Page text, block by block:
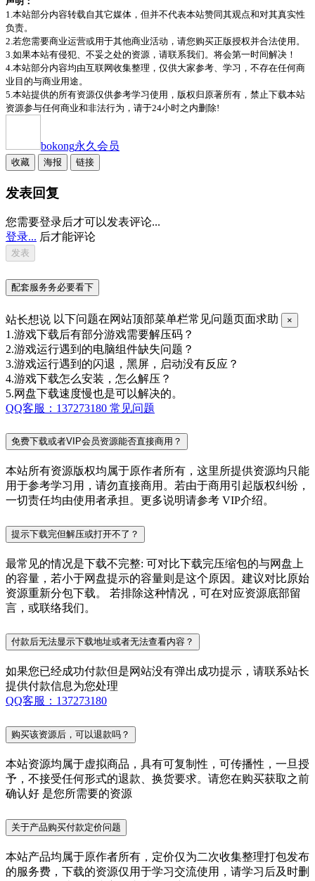
1.本站部分内容转载自其它媒体，但并不代表本站赞同其观点和对其真实性
负责。
2.若您需要商业运营或用于其他商业活动，请您购买正版授权并合法使用。
3.如果本站有侵犯、不妥之处的资源，请联系我们。将会第一时间解决！
4.本站部分内容均由互联网收集整理，仅供大家参考、学习，不存在任何商
业目的与商业用途。
5.本站提供的所有资源仅供参考学习使用，版权归原著所有，禁止下载本站
资源参与任何商业和非法行为，请于24小时之内删除!
bokong永久会员
收藏 海报 链接
发表回复
您需要登录后才可以发表评论...
登录... 后才能评论
配套服务务必要看下
站长想说 以下问题在网站顶部菜单栏常见问题页面求助 ×
1.游戏下载后有部分游戏需要解压码？
2.游戏运行遇到的电脑组件缺失问题？
3.游戏运行遇到的闪退，黑屏，启动没有反应？
4.游戏下载怎么安装，怎么解压？
5.网盘下载速度慢也是可以解决的。
QQ客服：137273180 常见问题
免费下载或者VIP会员资源能否直接商用？
本站所有资源版权均属于原作者所有，这里所提供资源均只能
用于参考学习用，请勿直接商用。若由于商用引起版权纠纷，
一切责任均由使用者承担。更多说明请参考 VIP介绍。
提示下载完但解压或打开不了？
最常见的情况是下载不完整: 可对比下载完压缩包的与网盘上
的容量，若小于网盘提示的容量则是这个原因。建议对比原始
资源重新分包下载。 若排除这种情况，可在对应资源底部留
言，或联络我们。
付款后无法显示下载地址或者无法查看内容？
如果您已经成功付款但是网站没有弹出成功提示，请联系站长
提供付款信息为您处理
QQ客服：137273180
购买该资源后，可以退款吗？
本站资源均属于虚拟商品，具有可复制性，可传播性，一旦授
予，不接受任何形式的退款、换货要求。请您在购买获取之前
确认好 是您所需要的资源
关于产品购买付款定价问题
本站产品均属于原作者所有，定价仅为二次收集整理打包发布
的服务费，下载的资源仅用于学习交流使用，请学习后及时删